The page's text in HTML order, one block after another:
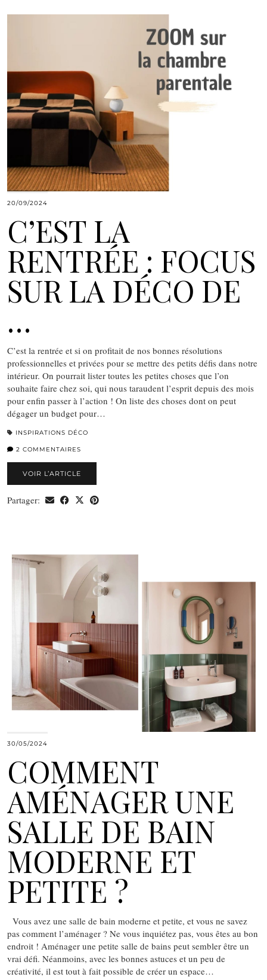
20/09/2024
C’EST LA
RENTRÉE : FOCUS
SUR LA DÉCO DE
…
C’est la rentrée et si on profitait de nos bonnes résolutions
professionnelles et privées pour se mettre des petits défis dans notre
intérieur. On pourrait lister toutes les petites choses que l’on
souhaite faire chez soi, qui nous taraudent l’esprit depuis des mois
pour enfin passer à l’action ! On liste des choses dont on peut
dégager un budget pour…
INSPIRATIONS DÉCO
2 COMMENTAIRES
VOIR L’ARTICLE
Partager:
30/05/2024
COMMENT
AMÉNAGER UNE
SALLE DE BAIN
MODERNE ET
PETITE ?
Vous avez une salle de bain moderne et petite, et vous ne savez
pas comment l’aménager ? Ne vous inquiétez pas, vous êtes au bon
endroit ! Aménager une petite salle de bains peut sembler être un
vrai défi. Néanmoins, avec les bonnes astuces et un peu de
créativité, il est tout à fait possible de créer un espace…